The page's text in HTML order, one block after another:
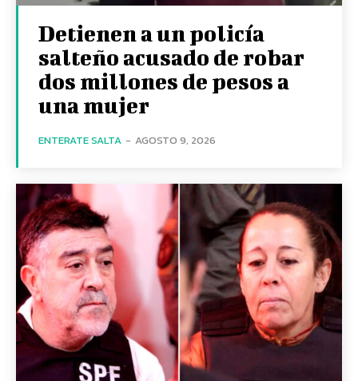
Detienen a un policía
salteño acusado de robar
dos millones de pesos a
una mujer
ENTERATE SALTA - AGOSTO 9, 2026